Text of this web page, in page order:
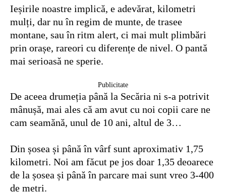
Ieșirile noastre implică, e adevărat, kilometri
mulți, dar nu în regim de munte, de trasee
montane, sau în ritm alert, ci mai mult plimbări
prin orașe, rareori cu diferențe de nivel. O pantă
mai serioasă ne sperie.
Publicitate
De aceea drumeția până la Secăria ni s-a potrivit
mânușă, mai ales că am avut cu noi copii care ne
cam seamănă, unul de 10 ani, altul de 3…
Din șosea și până în vârf sunt aproximativ 1,75
kilometri. Noi am făcut pe jos doar 1,35 deoarece
de la șosea și până în parcare mai sunt vreo 3-400
de metri.